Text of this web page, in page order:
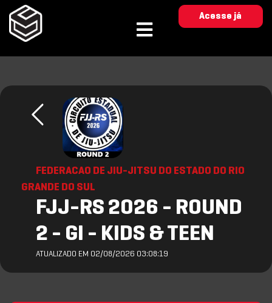
Acesse já
FEDERACAO DE JIU-JITSU DO ESTADO DO RIO
GRANDE DO SUL
FJJ-RS 2026 - ROUND
2 - GI - KIDS & TEEN
ATUALIZADO EM 02/08/2026 03:08:19